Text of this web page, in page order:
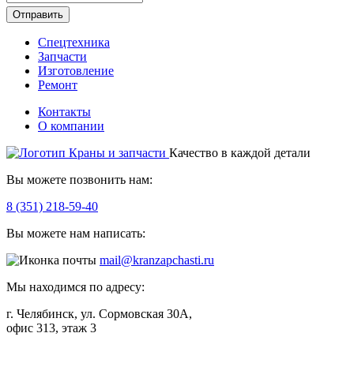
Отправить
Спецтехника
Запчасти
Изготовление
Ремонт
Контакты
О компании
Качество в каждой детали
Вы можете позвонить нам:
8 (351) 218-59-40
Вы можете нам написать:
mail@kranzapchasti.ru
Мы находимся по адресу:
г. Челябинск, ул. Сормовская 30А,
офис 313, этаж 3